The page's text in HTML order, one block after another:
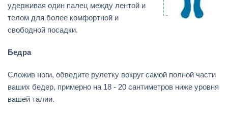
удерживая один палец между лентой и
телом для более комфортной и
свободной посадки.
Бедра
Сложив ноги, обведите рулетку вокруг самой полной части
ваших бедер, примерно на 18 - 20 сантиметров ниже уровня
вашей талии.